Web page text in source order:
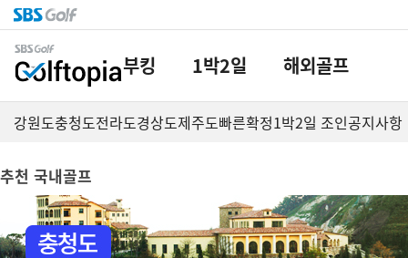
부킹 1박2일 해외골프
강원도충청도전라도경상도제주도빠른확정1박2일 조인공지사항
추천 국내골프